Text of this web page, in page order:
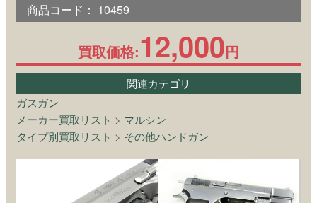
商品コード： 10459
買取価格:12,000円
関連カテゴリ
ガスガン
メーカー買取リスト > マルシン
タイプ別買取リスト > その他ハンドガン